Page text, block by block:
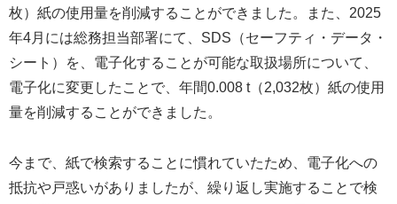
枚）紙の使用量を削減することができました。また、2025
年4月には総務担当部署にて、SDS（セーフティ・データ・
シート）を、電子化することが可能な取扱場所について、
電子化に変更したことで、年間0.008 t（2,032枚）紙の使用
量を削減することができました。
今まで、紙で検索することに慣れていたため、電子化への
抵抗や戸惑いがありましたが、繰り返し実施することで検